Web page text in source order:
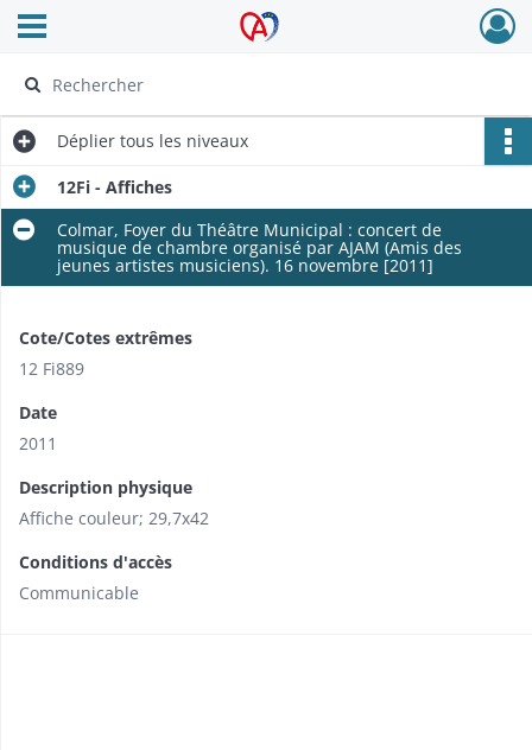
Archives Alsace - Colmar
Ouvrir le menu déroulant
Déplier tous les niveaux
12Fi - Affiches
Colmar, Foyer du Théâtre Municipal : concert de
musique de chambre organisé par AJAM (Amis des
jeunes artistes musiciens). 16 novembre [2011]
Cote/Cotes extrêmes
12 Fi889
Date
2011
Description physique
Affiche couleur; 29,7x42
Conditions d'accès
Communicable